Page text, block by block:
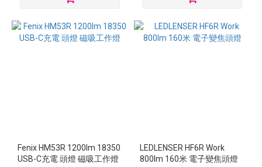
Fenix HM53R 1200lm 18350
USB-C充電 頭燈 磁吸工作燈
LEDLENSER HF6R Work
800lm 160米 電子變焦頭燈